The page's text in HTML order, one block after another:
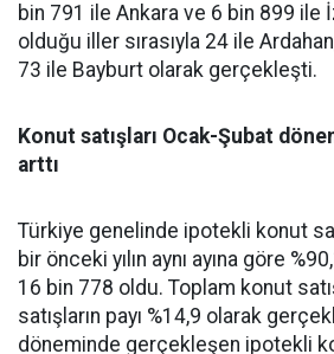
bin 791 ile Ankara ve 6 bin 899 ile
olduğu iller sırasıyla 24 ile
73 ile Bayburt olarak gerçekleşti.
Konut satışları Ocak-Şubat
arttı
Türkiye genelinde ipotekli konut
bir önceki yılın aynı ayına göre
16 bin 778 oldu. Toplam konut
satışların payı %14,9 olarak
döneminde gerçekleşen ipotekli